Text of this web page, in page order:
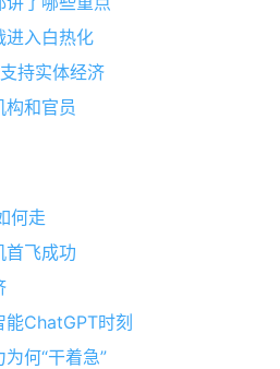
进入白热化
持实体经济
构和官员
何走
首飞成功
ChatGPT时刻
何“干着急”